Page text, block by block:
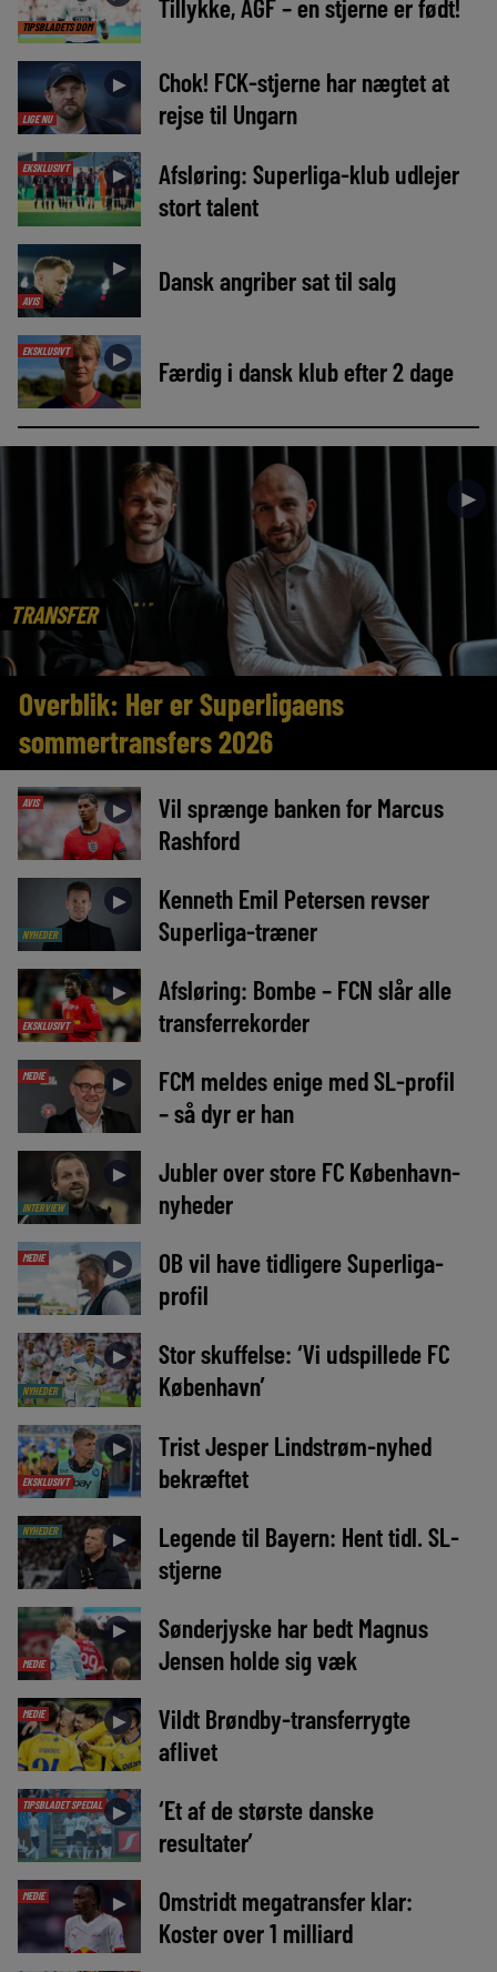
TIPSBLADETS DOM
Tillykke, AGF – en stjerne er født!
LIGE NU
►
Chok! FCK-stjerne har nægtet at
rejse til Ungarn
EKSKLUSIVT ►
Afsløring: Superliga-klub udlejer
stort talent
AVIS
► Dansk angriber sat til salg
EKSKLUSIVT ► Færdig i dansk klub efter 2 dage
TRANSFER
►
Overblik: Her er Superligaens
sommertransfers 2026
AVIS ►
Vil sprænge banken for Marcus
Rashford
NYHEDER
►
Kenneth Emil Petersen revser
Superliga-træner
EKSKLUSIVT
►
Afsløring: Bombe – FCN slår alle
transferrekorder
MEDIE ►
FCM meldes enige med SL-profil
– så dyr er han
INTERVIEW
►
Jubler over store FC København-
nyheder
MEDIE ►
OB vil have tidligere Superliga-
profil
NYHEDER
►
Stor skuffelse: ‘Vi udspillede FC
København’
EKSKLUSIVT
►
Trist Jesper Lindstrøm-nyhed
bekræftet
NYHEDER ►
Legende til Bayern: Hent tidl. SL-
stjerne
MEDIE
►
Sønderjyske har bedt Magnus
Jensen holde sig væk
MEDIE ►
Vildt Brøndby-transferrygte
aflivet
TIPSBLADET SPECIAL ►
‘Et af de største danske
resultater’
MEDIE ►
Omstridt megatransfer klar:
Koster over 1 milliard